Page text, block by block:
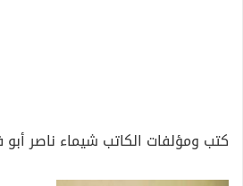
كتب ومؤلفات الكاتب شيماء ناصر